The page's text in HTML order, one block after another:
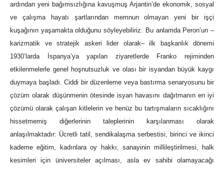
ardından yeni bağımsızlığına kavuşmuş Arjantin’de ekonomik, sosyal
ve çalışma hayatı şartlarından memnun olmayan yeni bir işçi
kuşağının yaşamakta olduğunu söyleyebiliriz. Bu anlamda Peron’un –
karizmatik ve stratejik askeri lider olarak– ilk başkanlık dönemi
1930’larda İspanya’ya yapılan ziyaretlerde Franko rejiminden
etkilenmelerle genel hoşnutsuzluk ve olası bir isyandan büyük kaygı
duymaya başladı. Ciddi bir düzenleme veya bastırma senaryosunu bir
çözüm olarak düşünmenin ötesinde isyan havasını dağıtmanın en iyi
çözümü olarak çalışan kitlelerin ve henüz bu tartışmaların sıcaklığını
hissetmemiş diğerlerinin taleplerinin karşılanması olarak
anlaşılmaktadır: Ücretli tatil, sendikalaşma serbestisi, birinci ve ikinci
kademe eğitim, kadınlara oy hakkı, sanayinin millileştirilmesi, halk
kesimleri için üniversiteler açılması, asla ev sahibi olamayacağı